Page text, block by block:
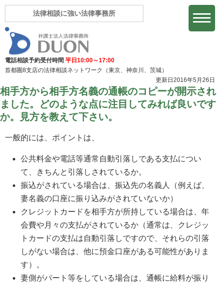
法律相談に強い法律事務所
電話相談予約受付時間 平日10:00～17:00
首都圏8支店の法律相談ネットワーク
（東京、神奈川、茨城）
更新日2016年5月26日
相手方から相手方名義の通帳のコピーが開示され
ました。どのような点に注目してみれば良いです
か。見方を教えて下さい。
一般的には、ポイントは、
公共料金や電話等通常自動引落しである支払につい
て、きちんと引落しされているか。
振込がされている場合は、振込先の名義人（例えば、
妻名義の口座に振り込みがされていないか）
クレジットカードを相手方が所持している場合は、年
会費や月々の支払がされているか（通常は、クレジッ
トカードの支払は自動引落しですので、それらの引落
しがない場合は、他に預金口座がある可能性がありま
す）。
妻側がパート等をしている場合は、通帳に給料が振り